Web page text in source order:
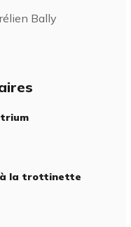
Bally
la trottinette